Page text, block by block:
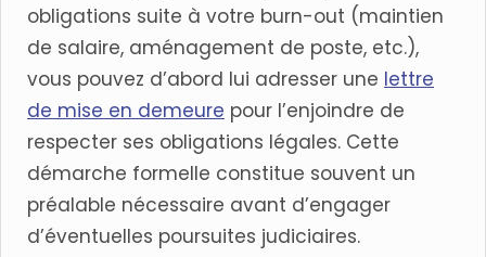
obligations suite à votre burn-out (maintien
de salaire, aménagement de poste, etc.),
vous pouvez d’abord lui adresser une lettre
de mise en demeure pour l’enjoindre de
respecter ses obligations légales. Cette
démarche formelle constitue souvent un
préalable nécessaire avant d’engager
d’éventuelles poursuites judiciaires.